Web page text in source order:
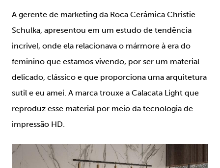
A gerente de marketing da Roca Cerâmica Christie
Schulka, apresentou em um estudo de tendência
incrivel, onde ela relacionava o mármore à era do
feminino que estamos vivendo, por ser um material
delicado, clássico e que proporciona uma arquitetura
sutil e eu amei. A marca trouxe a Calacata Light que
reproduz esse material por meio da tecnologia de
impressão HD.